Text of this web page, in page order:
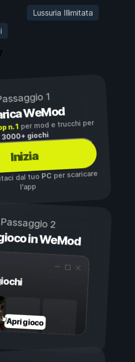
Lussuria Illimitata
1
WeMod
n. 1per mod e trucchi per
3000+ giochi
Inizia
dal tuoPC per scaricare
l'app
Passaggio 2
in WeMod
Apri gioco